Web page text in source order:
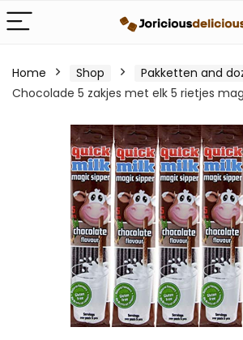
Home Shop Pakketten and
Chocolade 5 zakjes met elk 5 rietjes